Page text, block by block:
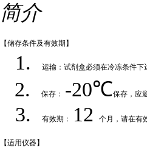
简介
【储存条件及有效期】
1.运输：试剂盒必须在冷冻条件下
2.保存： -20℃保存，应
3. 有效期： 12 个月，请在有
【适用仪器】